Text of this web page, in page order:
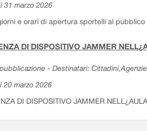
31 marzo 2026
e orari di apertura sportelli al
DI DISPOSITIVO JAMMER
- Destinatari:
20 marzo 2026
DI DISPOSITIVO JAMMER